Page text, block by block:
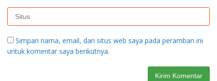
Simpan nama, email, dan situs web saya pada peramban ini
untuk komentar saya berikutnya.